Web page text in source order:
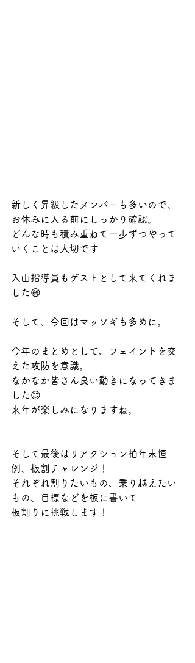
新しく昇級したメンバーも多いので、
お休みに入る前にしっかり確認。
どんな時も積み重ねて一歩ずつやって
いくことは大切です
入山指導員もゲストとして来てくれま
した😄
そして、今回はマッソギも多めに。
今年のまとめとして、フェイントを交
えた攻防を意識。
なかなか皆さん良い動きになってきま
した😊
来年が楽しみになりますね。
そして最後はリアクション柏年末恒
例、板割チャレンジ！
それぞれ割りたいもの、乗り越えたい
もの、目標などを板に書いて
板割りに挑戦します！